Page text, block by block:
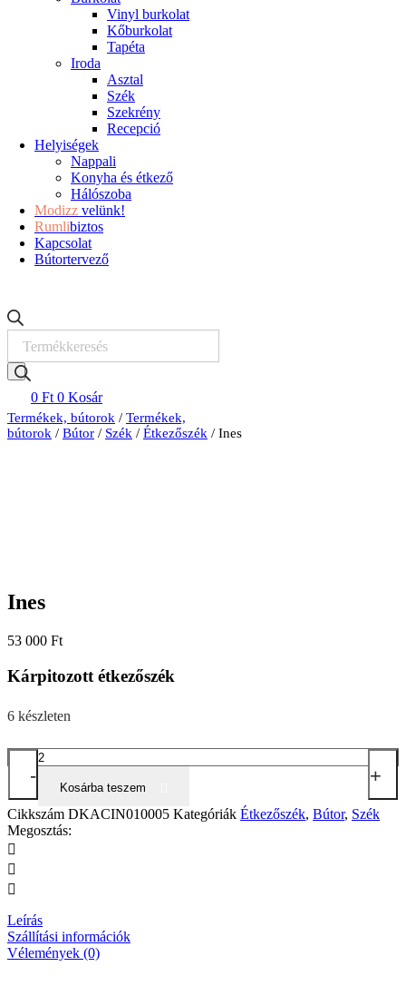
Vinyl burkolat
Kőburkolat
Tapéta
Iroda
Asztal
Szék
Szekrény
Recepció
Helyiségek
Nappali
Konyha és étkező
Hálószoba
Modizz velünk!
Rumlibiztos
Kapcsolat
Bútortervező
search
0 Ft 0 Kosár
Termékek, bútorok / Termékek,
bútorok / Bútor / Szék / Étkezőszék / Ines
Ines
53 000 Ft
Kárpitozott étkezőszék
6 készleten
-
Ines
+
Kosárba teszem
Cikkszám DKACIN010005 Kategóriák Étkezőszék, Bútor, Szék
Megosztás:
Leírás
Szállítási információk
Vélemények (0)